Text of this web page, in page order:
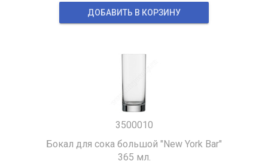
ДОБАВИТЬ В КОРЗИНУ
3500010
Бокал для сока большой "New York Bar"
365 мл.